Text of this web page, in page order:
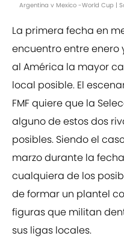
Argentina v Mexico -World Cup |
La primera fecha en
encuentro entre enero
al América la mayor
local posible. El
FMF quiere que la
alguno de estos dos
posibles. Siendo el
marzo durante la
cualquiera de los
de formar un plantel
figuras que militan
sus ligas locales.